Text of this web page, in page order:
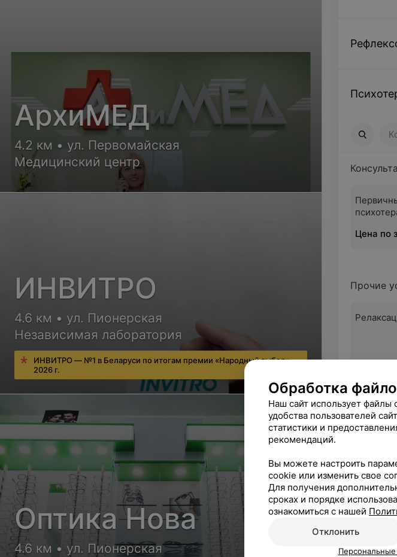
Цена по
Прочие
Цена по
АрхиМЕД
4.2 км • ул. Первомайская
Медицинский центр
ИНВИТРО
4.6 км • ул. Пионерская
Независимая лаборатория
ИНВИТРО — №1 в Беларуси по итогам премии «Народный выбор»
2026 г.
Оптика Нова
4.6 км • ул. Пионерская
Обработка
Наш сайт использует файлы
удобства пользователей
статистики и
рекомендаций.
Вы можете настроить
cookie или изменить свое
Для получения
сроках и порядке
ознакомиться с нашей
Отклонить